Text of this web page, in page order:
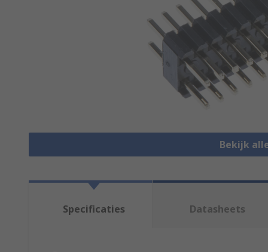
Bekijk
Specificaties Datasheets